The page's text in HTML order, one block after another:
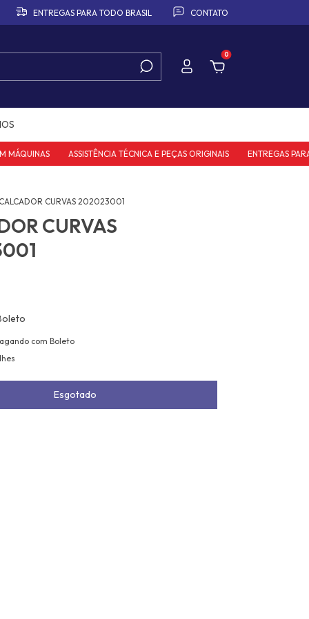
ENTREGAS PARA TODO BRASIL CONTATO
0
ASSISTÊNCIA TÉCNICA E PEÇAS ORIGINAIS ENTREGAS PARA
CALCADOR CURVAS 202023001
CURVAS
com Boleto